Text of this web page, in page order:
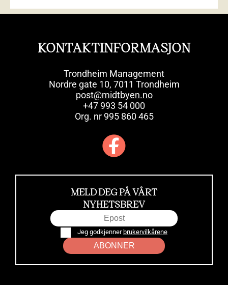
KONTAKTINFORMASJON
Trondheim Management
Nordre gate 10, 7011 Trondheim
post@midtbyen.no
+47 993 54 000
Org. nr 995 860 465
MELD DEG PÅ VÅRT
NYHETSBREV
Jeg godkjenner brukervilkårene
ABONNER